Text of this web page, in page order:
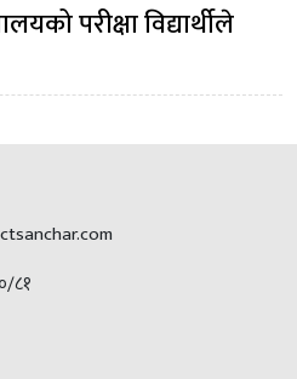
परीक्षा विद्यार्थीले
८१